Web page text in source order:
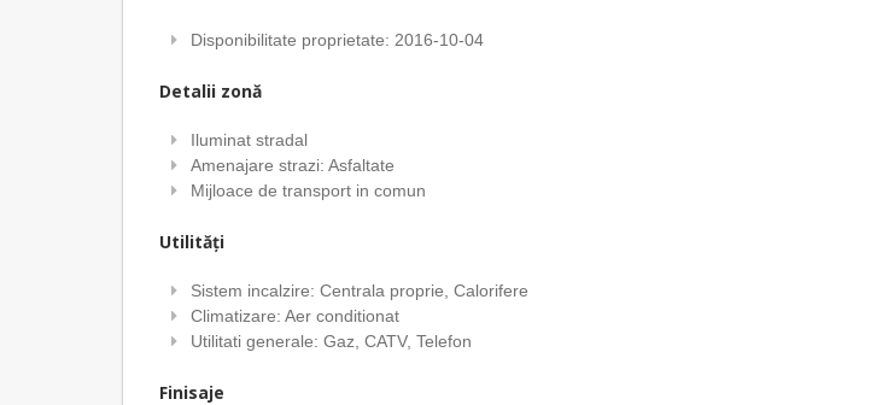
Disponibilitate proprietate: 2016-10-04
Detalii zonă
Iluminat stradal
Amenajare strazi: Asfaltate
Mijloace de transport in comun
Utilități
Sistem incalzire: Centrala proprie, Calorifere
Climatizare: Aer conditionat
Utilitati generale: Gaz, CATV, Telefon
Finisaje